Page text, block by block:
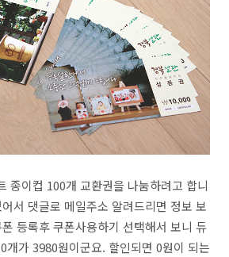
종이컵 100개 교환권을 나눔하려고 합니
서 댓글로 메일주소 알려드리면 정보 보
등록후 쿠폰사용하기 선택해서 보니 듀
개가 3980원이군요. 할인되면 0원이 되는